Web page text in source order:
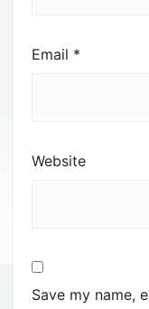
Email *
Website
Save my name,